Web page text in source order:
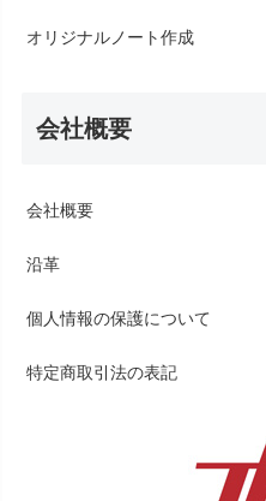
オリジナルノート作成
会社概要
会社概要
沿革
個人情報の保護について
特定商取引法の表記